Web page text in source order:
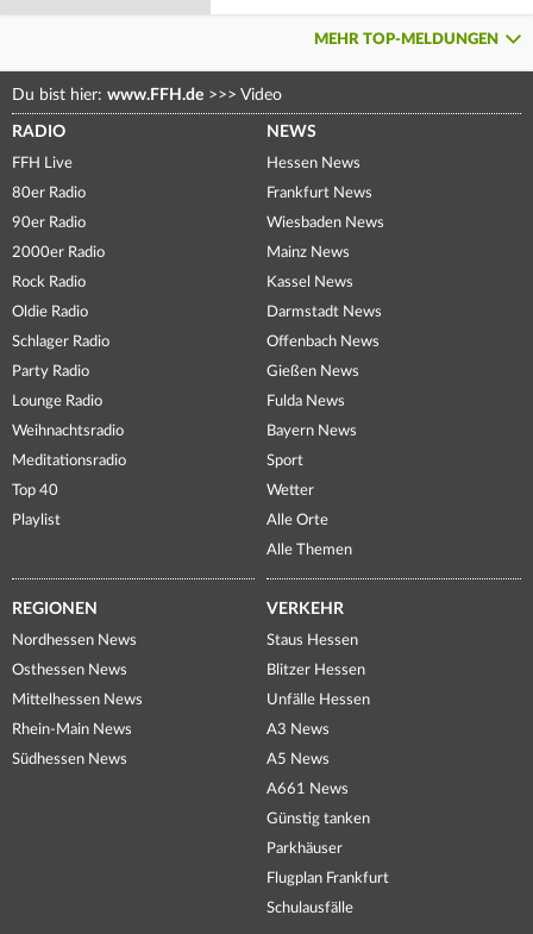
MEHR TOP-MELDUNGEN
Du bist hier: www.FFH.de >>> Video
RADIO
FFH Live
80er Radio
90er Radio
2000er Radio
Rock Radio
Oldie Radio
Schlager Radio
Party Radio
Lounge Radio
Weihnachtsradio
Meditationsradio
Top 40
Playlist
NEWS
Hessen News
Frankfurt News
Wiesbaden News
Mainz News
Kassel News
Darmstadt News
Offenbach News
Gießen News
Fulda News
Bayern News
Sport
Wetter
Alle Orte
Alle Themen
REGIONEN
Nordhessen News
Osthessen News
Mittelhessen News
Rhein-Main News
Südhessen News
VERKEHR
Staus Hessen
Blitzer Hessen
Unfälle Hessen
A3 News
A5 News
A661 News
Günstig tanken
Parkhäuser
Flugplan Frankfurt
Schulausfälle